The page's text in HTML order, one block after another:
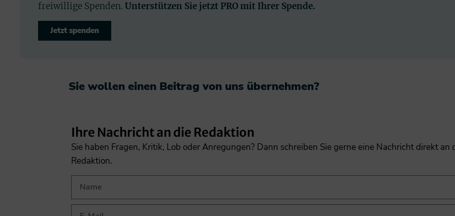
freiwillige Spenden. Unterstützen Sie jetzt PRO mit Ihrer Spende.
Jetzt spenden
Sie wollen einen Beitrag von uns übernehmen?​
Ihre Nachricht an die Redaktion
Sie haben Fragen, Kritik, Lob oder Anregungen? Dann schreiben Sie gerne eine Nachricht direkt an
Redaktion.